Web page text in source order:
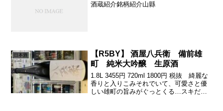
酒蔵紹介銘柄紹介山縣
日本酒
【R5BY】 酒屋八兵衛 備前雄
町 純米大吟醸 生原酒
1.8L 3455円 720ml 1800円 税抜 綺麗な
香りと入りこみそれでいて、可愛さと優
しい雄町の旨みがぐっとくる…スキだな